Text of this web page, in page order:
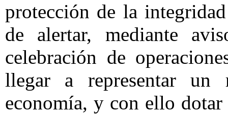
protección de la
de alertar, mediante
celebración de
llegar a representar un
economía, y con ello dotar